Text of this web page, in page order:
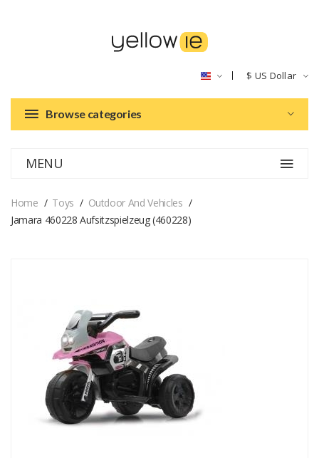
$ US Dollar
Browse categories
MENU
Home Toys
Outdoor And Vehicles
Jamara 460228 Aufsitzspielzeug (460228)